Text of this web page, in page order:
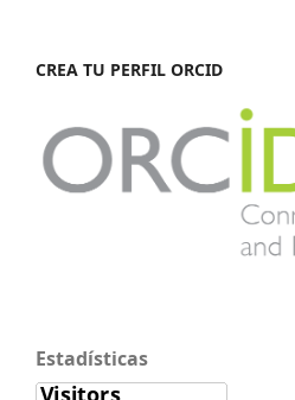
CREA TU PERFIL ORCID
Estadísticas